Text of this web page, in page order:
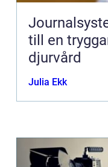
Journalsystem
till en
djurvård
Julia Ekk